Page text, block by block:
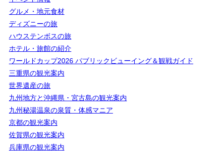
グルメ・地元食材
ディズニーの旅
ハウステンボスの旅
ホテル・旅館の紹介
ワールドカップ2026 パブリックビューイング＆観戦ガイド
三重県の観光案内
世界遺産の旅
九州地方と沖縄県・宮古島の観光案内
九州秘湯温泉の泉質・体感マニア
京都の観光案内
佐賀県の観光案内
兵庫県の観光案内